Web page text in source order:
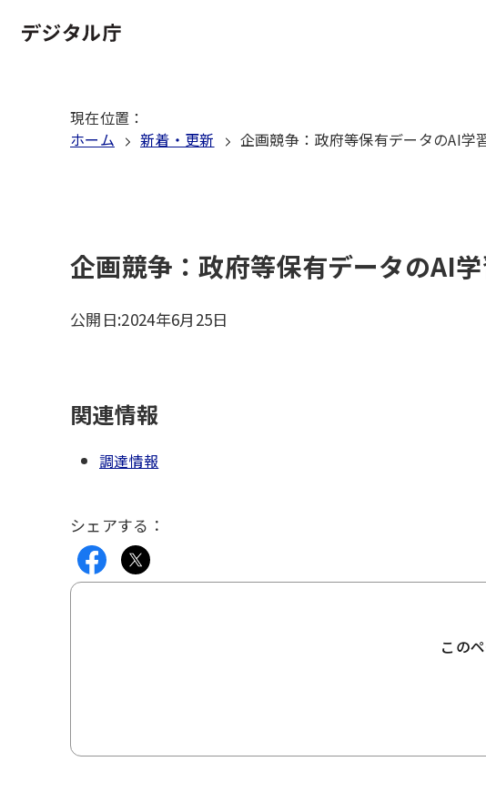
文
現在位置 ：
ホーム
新着・更新 企画競争：政府等保有データのAI学
企画競争：政府等保有データのAI
公開日:2024年6月25日
関連情報
調達情報
シェアする：
この